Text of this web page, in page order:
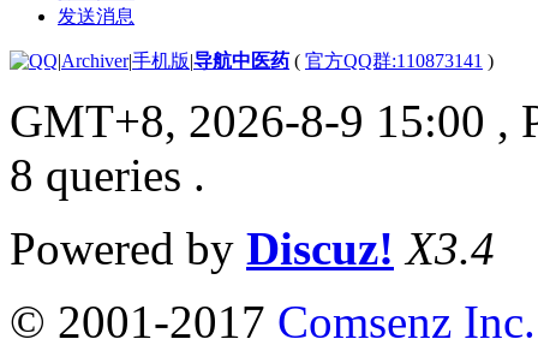
发送消息
|Archiver|手机版|导航中医药 ( 官方QQ群:110873141 )
GMT+8, 2026-8-9 15:00 ,
8 queries .
Powered by Discuz! X3.4
© 2001-2017 Comsenz Inc.